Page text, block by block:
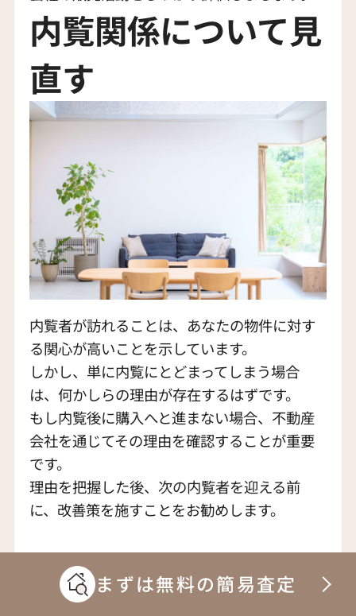
内覧関係について見
直す
内覧者が訪れることは、あなたの物件に対す
る関心が高いことを示しています。
しかし、単に内覧にとどまってしまう場合
は、何かしらの理由が存在するはずです。
もし内覧後に購入へと進まない場合、不動産
会社を通じてその理由を確認することが重要
です。
理由を把握した後、次の内覧者を迎える前
に、改善策を施すことをお勧めします。
内覧準備を見直す
内覧の準備では以下の点に注意しましょう。
まずは無料の簡易査定